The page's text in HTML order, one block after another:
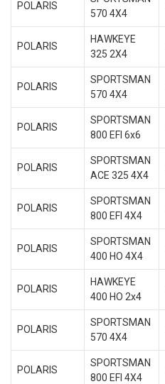
POLARIS
570 4X4
POLARIS
HAWKEYE
325 2X4
POLARIS
SPORTSMAN
570 4X4
POLARIS
SPORTSMAN
800 EFI 6x6
POLARIS
SPORTSMAN
ACE 325 4X4
POLARIS
SPORTSMAN
800 EFI 4X4
POLARIS
SPORTSMAN
400 HO 4X4
POLARIS
HAWKEYE
400 HO 2x4
POLARIS
SPORTSMAN
570 4X4
POLARIS
SPORTSMAN
800 EFI 4X4